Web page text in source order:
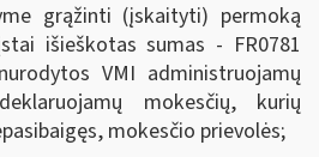
grąžinti (įskaityti) permoką
išieškotas sumas - FR0781
VMI administruojamų
mokesčių, kurių
mokesčio prievolės;